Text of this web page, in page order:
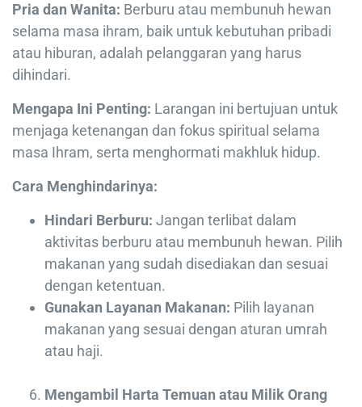
Pria dan Wanita: Berburu atau membunuh hewan
selama masa ihram, baik untuk kebutuhan pribadi
atau hiburan, adalah pelanggaran yang harus
dihindari.
Mengapa Ini Penting: Larangan ini bertujuan untuk
menjaga ketenangan dan fokus spiritual selama
masa Ihram, serta menghormati makhluk hidup.
Cara Menghindarinya:
Hindari Berburu: Jangan terlibat dalam
aktivitas berburu atau membunuh hewan. Pilih
makanan yang sudah disediakan dan sesuai
dengan ketentuan.
Gunakan Layanan Makanan: Pilih layanan
makanan yang sesuai dengan aturan umrah
atau haji.
Mengambil Harta Temuan atau Milik Orang